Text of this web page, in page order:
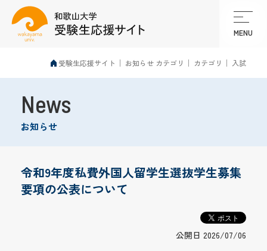
MENU
受験生応援サイト お知らせ カテゴリ カテゴリ 入試
News
お知らせ
令和9年度私費外国人留学生選抜学生募集
要項の公表について
公開日 2026/07/06